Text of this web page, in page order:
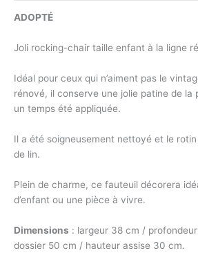
ADOPTÉ
Joli rocking-chair taille enfant à la ligne
Idéal pour ceux qui n’aiment pas le
rénové, il conserve une jolie patine de la
un temps été appliquée.
Il a été soigneusement nettoyé et le rotin
de lin.
Plein de charme, ce fauteuil décorera
d’enfant ou une pièce à vivre.
Dimensions : largeur 38 cm /
dossier 50 cm / hauteur assise 30 cm.